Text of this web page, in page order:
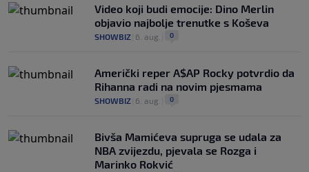
Video koji budi emocije: Dino Merlin
objavio najbolje trenutke s Koševa
SHOWBIZ 6. aug. 0
Američki reper A$AP Rocky potvrdio da
Rihanna radi na novim pjesmama
SHOWBIZ 6. aug. 0
Bivša Mamićeva supruga se udala za
NBA zvijezdu, pjevala se Rozga i
Marinko Rokvić